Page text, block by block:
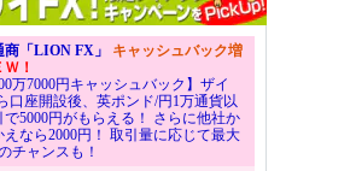
商「LION FX」 キャッシュバック増
！
万7000円キャッシュバック】ザイ
口座開設後、英ポンド/円1万通貨以
で5000円がもらえる！ さらに他社か
えなら2000円！ 取引量に応じて最大
チャンスも！